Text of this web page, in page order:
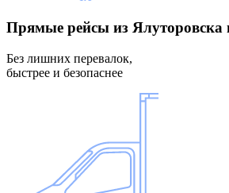
Прямые рейсы из Ялуторовска
Без лишних перевалок,
быстрее и безопаснее